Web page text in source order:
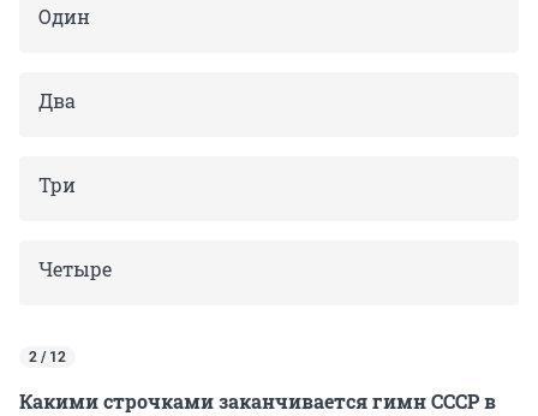
Один
Два
Три
Четыре
2 / 12
Какими строчками заканчивается гимн СССР в